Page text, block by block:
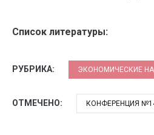
Список литературы:
РУБРИКА: ЭКОНОМИЧЕСКИЕ
ОТМЕЧЕНО: КОНФЕРЕНЦИЯ